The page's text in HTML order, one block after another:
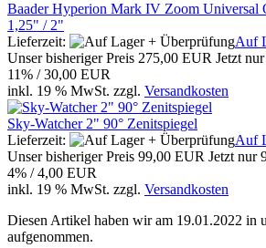
Baader Hyperion Mark IV Zoom Universal
1,25" / 2"
Lieferzeit:
Auf
Unser bisheriger Preis 275,00 EUR Jetzt nur
11% / 30,00 EUR
inkl. 19 % MwSt. zzgl. Versandkosten
Sky-Watcher 2" 90° Zenitspiegel
Lieferzeit:
Auf
Unser bisheriger Preis 99,00 EUR Jetzt nur
4% / 4,00 EUR
inkl. 19 % MwSt. zzgl. Versandkosten
Diesen Artikel haben wir am 19.01.2022 in
aufgenommen.